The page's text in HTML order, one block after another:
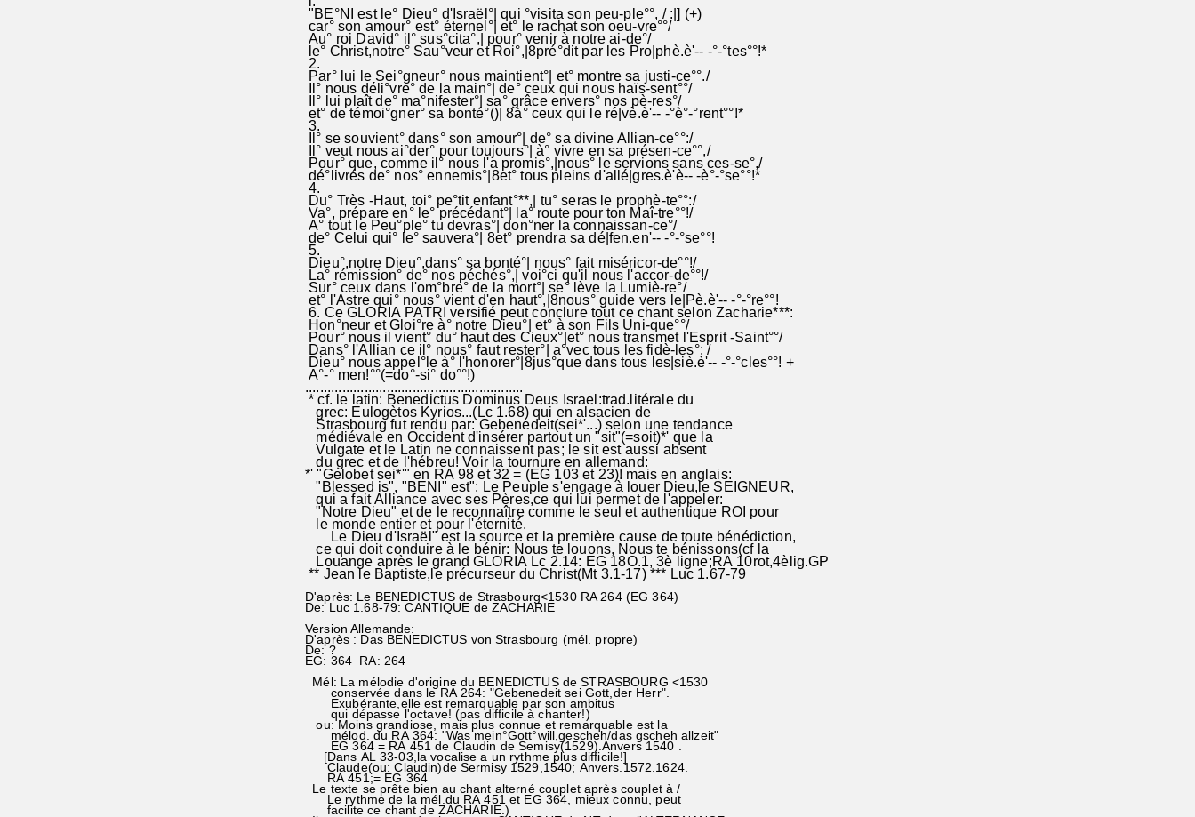
"BE°NI est le° Dieu° d'Israël°| qui °visita son peu-ple°°, / :|] (+)
car° son amour° est° éternel°| et° le rachat son oeu-vre°°/
Au° roi David° il° sus°cita°,| pour° venir à notre ai-de°/
le° Christ,notre° Sau°veur et Roi°,|8pré°dit par les Pro|phè.è'-- -°-°tes°°!*
2.
Par° lui le Sei°gneur° nous maintient°| et° montre sa justi-ce°°./
Il° nous déli°vre° de la main°| de° ceux qui nous haïs-sent°°/
Il° lui plaît de° ma°nifester°| sa° grâce envers° nos pè-res°/
et° de témoi°gner° sa bonté°()| 8à° ceux qui le ré|vè.è'-- -°è°-°rent°°!*
3.
Il° se souvient° dans° son amour°| de° sa divine Allian-ce°°:/
Il° veut nous ai°der° pour toujours°| à° vivre en sa présen-ce°°,/
Pour° que, comme il° nous l'a promis°,|nous° le servions sans ces-se°,/
dé°livrés de° nos° ennemis°|8et° tous pleins d'allé|gres.è'è-- -è°-°se°°!*
4.
Du° Très -Haut, toi° pe°tit enfant°**,| tu° seras le prophè-te°°:/
Va°, prépare en° le° précédant°| la° route pour ton Maî-tre°°!/
A° tout le Peu°ple° tu devras°| don°ner la connaissan-ce°/
de° Celui qui° le° sauvera°| 8et° prendra sa dé|fen.en'-- -°-°se°°!
5.
Dieu°,notre Dieu°,dans° sa bonté°| nous° fait miséricor-de°°!/
La° rémission° de° nos péchés°,| voi°ci qu'il nous l'accor-de°°!/
Sur° ceux dans l'om°bre° de la mort°| se° lève la Lumiè-re°/
et° l'Astre qui° nous° vient d'en haut°,|8nous° guide vers le|Pè.è'-- -°-°re°°!
6. Ce GLORIA PATRI versifié peut conclure tout ce chant selon Zacharie***:
Hon°neur et Gloi°re à° notre Dieu°| et° à son Fils Uni-que°°/
Pour° nous il vient° du° haut des Cieux°|et° nous transmet l'Esprit -Saint°°/
Dans° l'Allian ce il° nous° faut rester°| a°vec tous les fidè-les°: /
Dieu° nous appel°le à° l'honorer°|8jus°que dans tous les|siè.è'-- -°-°cles°°! +
A°-° men!°°(=do°-si° do°°!)
...........................................................
* cf. le latin: Benedictus Dominus Deus Israel:trad.litérale du
grec: Eulogètos Kyrios...(Lc 1.68) qui en alsacien de
Strasbourg fut rendu par: Gebenedeit(sei*'...) selon une tendance
médiévale en Occident d'insérer partout un "sit"(=soit)*' que la
Vulgate et le Latin ne connaissent pas; le sit est aussi absent
du grec et de l'hébreu! Voir la tournure en allemand:
*' "Gelobet sei*'" en RA 98 et 32 = (EG 103 et 23)! mais en anglais:
"Blessed is", "BENI" est": Le Peuple s'engage à louer Dieu,le SEIGNEUR,
qui a fait Alliance avec ses Pères,ce qui lui permet de l'appeler:
"Notre Dieu" et de le reconnaître comme le seul et authentique ROI pour
le monde entier et pour l'éternité.
Le Dieu d'Israël" est la source et la première cause de toute bénédiction,
ce qui doit conduire à le bénir: Nous te louons, Nous te bénissons(cf la
Louange après le grand GLORIA Lc 2.14: EG 18O.1, 3è ligne;RA 10rot,4èlig.GP
** Jean le Baptiste,le précurseur du Christ(Mt 3.1-17) *** Luc 1.67-79
D'après: Le BENEDICTUS de Strasbourg<1530 RA 264 (EG 364)
De: Luc 1.68-79: CANTIQUE de ZACHARIE
Version Allemande:
D'après : Das BENEDICTUS von Strasbourg (mél. propre)
De: ?
EG: 364 RA: 264
Mél: La mélodie d'origine du BENEDICTUS de STRASBOURG <1530
conservée dans le RA 264: "Gebenedeit sei Gott,der Herr".
Exubérante,elle est remarquable par son ambitus
qui dépasse l'octave! (pas difficile à chanter!)
ou: Moins grandiose, mais plus connue et remarquable est la
mélod. du RA 364: "Was mein°Gott°will,gescheh/das gscheh allzeit"
EG 364 = RA 451 de Claudin de Semisy(1529).Anvers 1540 .
[Dans AL 33-03,la vocalise a un rythme plus difficile!]
Claude(ou: Claudin)de Sermisy 1529,1540; Anvers.1572.1624.
RA 451;= EG 364
Le texte se prête bien au chant alterné couplet après couplet à /
Le rythme de la mél.du RA 451 et EG 364, mieux connu, peut
facilite ce chant de ZACHARIE.)